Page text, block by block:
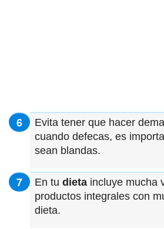
Evita tener que hacer
cuando defecas, es
sean blandas.
En tu dieta incluye mucha
productos integrales con
dieta.